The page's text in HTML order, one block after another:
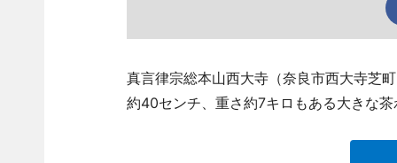
真言律宗総本山西大寺（奈良市西大寺芝
約40センチ、重さ約7キロもある大きな